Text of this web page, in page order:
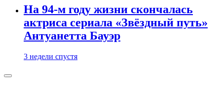
На 94-м году жизни скончалась
актриса сериала «Звёздный путь»
Антуанетта Бауэр
3 недели спустя